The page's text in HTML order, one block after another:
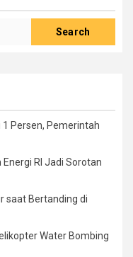
Search
Persen, Pemerintah
RI Jadi Sorotan
saat Bertanding di
Water Bombing